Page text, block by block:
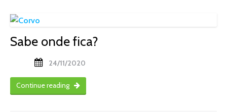
Sabe onde fica?
24/11/2020
Continue reading